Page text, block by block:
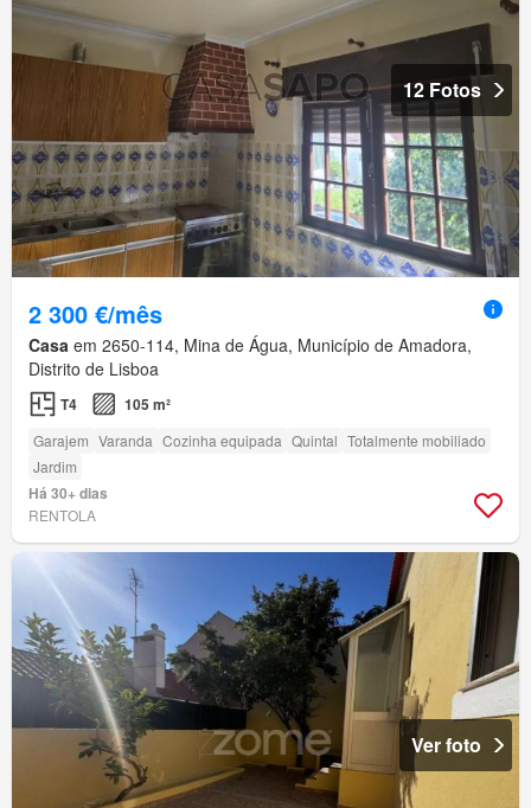
12 Fotos
2 300 €/mês
Casa em 2650-114, Mina de Água, Município de Amadora,
Distrito de Lisboa
T4 105 m²
Garajem Varanda Cozinha equipada Quintal Totalmente mobiliado
Jardim
Há 30+ dias
RENTOLA
Ver foto